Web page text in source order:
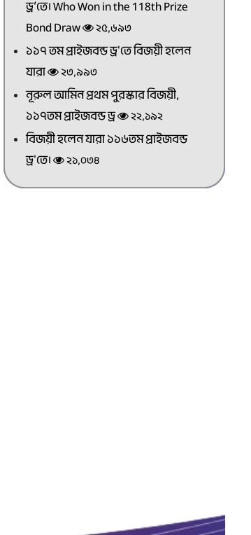
ড্র’তে। Who Won in the 118th Prize
Bond Draw
২৫,৬৯৩
১১৭ তম প্রাইজবন্ড ড্র'তে বিজয়ী হলেন
যারা
২৩,৯৯৩
নূরুল আমিন প্রথম পুরস্কার বিজয়ী,
১১৭তম প্রাইজবন্ড ড্র
২২,১৯২
বিজয়ী হলেন যারা ১১৬তম প্রাইজবন্ড
ড্র'তে।
২১,০৩৪